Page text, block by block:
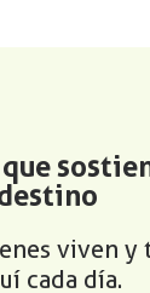
viven y
cada día.